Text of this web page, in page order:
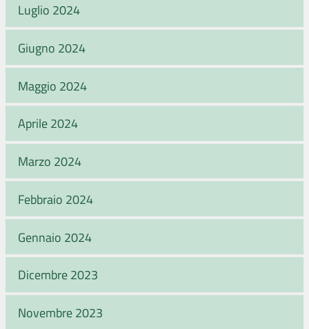
Luglio 2024
Giugno 2024
Maggio 2024
Aprile 2024
Marzo 2024
Febbraio 2024
Gennaio 2024
Dicembre 2023
Novembre 2023